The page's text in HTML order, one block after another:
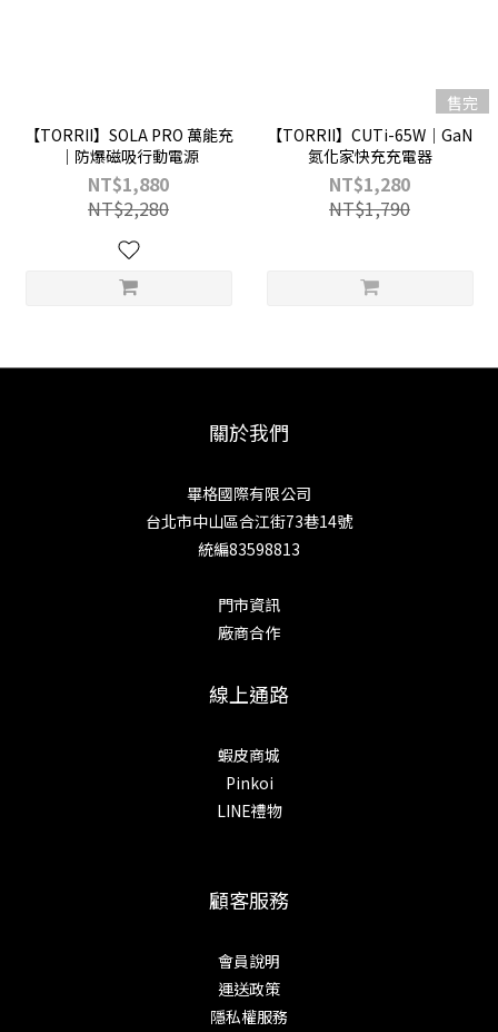
【TORRII】SOLA PRO 萬能充
｜防爆磁吸行動電源
NT$1,880
NT$2,280
售完
【TORRII】CUTi-65W｜GaN
氮化家快充充電器
NT$1,280
NT$1,790
關於我們
畢格國際有限公司
台北市中山區合江街73巷14號
統編83598813
門市資訊
廠商合作
線上通路
蝦皮商城
Pinkoi
LINE禮物
顧客服務
會員說明
運送政策
隱私權服務